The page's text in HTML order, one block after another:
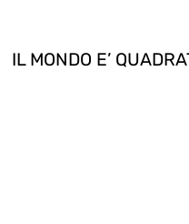
IL MONDO E’